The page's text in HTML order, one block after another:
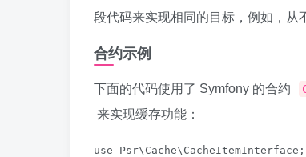
段代码来实现相同的目标，例如，从
合约示例
下面的代码使用了 Symfony 的合约
来实现缓存功能：
use Psr\Cache\CacheItemInterface;